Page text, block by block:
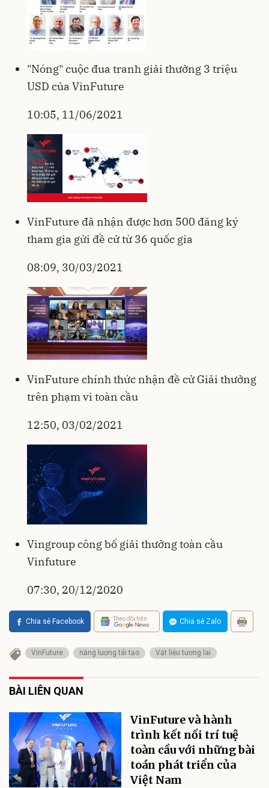
"Nóng" cuộc đua tranh giải thưởng 3 triệu
USD của VinFuture
10:05, 11/06/2021
VinFuture đã nhận được hơn 500 đăng ký
tham gia gửi đề cử từ 36 quốc gia
08:09, 30/03/2021
VinFuture chính thức nhận đề cử Giải thưởng
trên phạm vi toàn cầu
12:50, 03/02/2021
Vingroup công bố giải thưởng toàn cầu
Vinfuture
07:30, 20/12/2020
Chia sẻ Facebook Theo dõi trên Chia sẻ Zalo
VinFuture năng lượng tái tạo Vật liệu tương lai
BÀI LIÊN QUAN
VinFuture và hành
trình kết nối trí tuệ
toàn cầu với những bài
toán phát triển của
Việt Nam